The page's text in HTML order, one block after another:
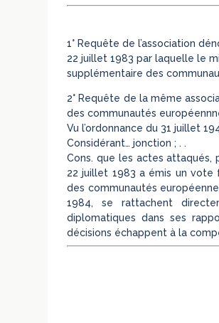
1° Requête de l’association
22 juillet 1983 par laquelle le
supplémentaire des
2° Requête de la même
des communautés
Vu l’ordonnance du 31 juillet
Considérant… jonction ; . .
Cons. que les actes attaqués,
22 juillet 1983 a émis un vote
des communautés
1984, se rattachent
diplomatiques dans ses
décisions échappent à la